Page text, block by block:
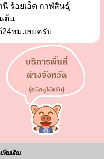
ร้อยเอ็ด กาฬสินธุ์
ต้น
ชม.เลยครับ
พิ่มเติม